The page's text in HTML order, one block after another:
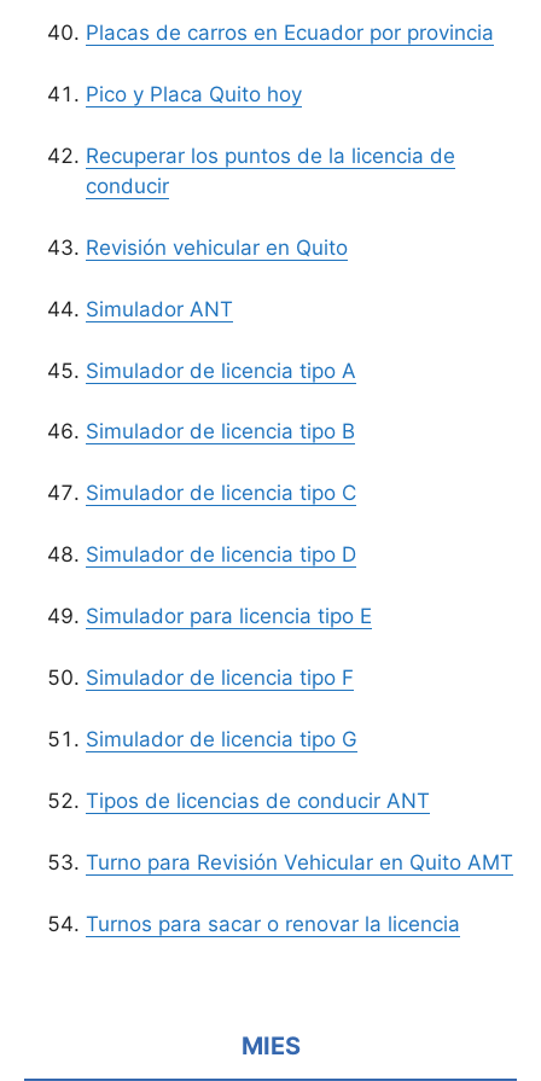
Placas de carros en Ecuador por provincia
Pico y Placa Quito hoy
Recuperar los puntos de la licencia de
conducir
Revisión vehicular en Quito
Simulador ANT
Simulador de licencia tipo A
Simulador de licencia tipo B
Simulador de licencia tipo C
Simulador de licencia tipo D
Simulador para licencia tipo E
Simulador de licencia tipo F
Simulador de licencia tipo G
Tipos de licencias de conducir ANT
Turno para Revisión Vehicular en Quito AMT
Turnos para sacar o renovar la licencia
MIES